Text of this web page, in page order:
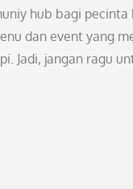
hub bagi
dan event yang
Jadi, jangan ragu